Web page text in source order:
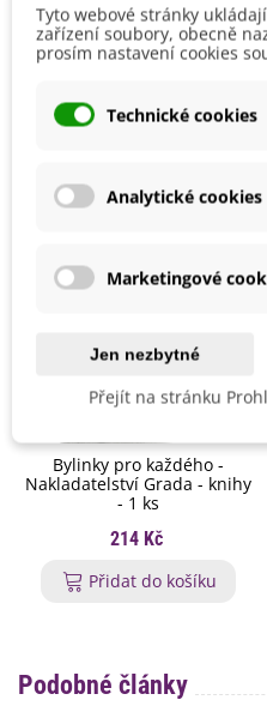
Vegetační Doba
Mohlo by se také hodit
Bylinky pro každého -
Nakladatelství Grada - knihy
- 1 ks
214 Kč
Přidat do košíku
Podobné články
Tyto webové stránky
zařízení soubory, obecně
prosím nastavení cookies
Technické cookies
Analytické cookies
Marketingové
Jen nezbytné
Přejít na stránku